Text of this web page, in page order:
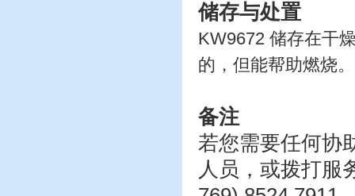
储存与处置
KW9672 储存在干
的，但能帮助燃烧
备注
若您需要任何协
人员，或拨打服